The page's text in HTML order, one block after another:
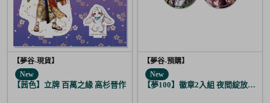
【夢谷-現貨】
New
【茜色】立牌 百萬之緣 高杉晉作
【夢谷-預購】
New
【夢100】徽章2入組 夜間綻放的花